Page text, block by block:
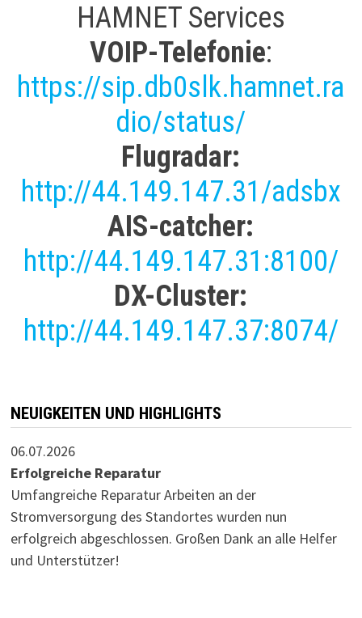
HAMNET Services
VOIP-Telefonie:
https://sip.db0slk.hamnet.ra
dio/status/
Flugradar:
http://44.149.147.31/adsbx
AIS-catcher:
http://44.149.147.31:8100/
DX-Cluster:
http://44.149.147.37:8074/
NEUIGKEITEN UND HIGHLIGHTS
06.07.2026
Erfolgreiche Reparatur
Umfangreiche Reparatur Arbeiten an der
Stromversorgung des Standortes wurden nun
erfolgreich abgeschlossen. Großen Dank an alle Helfer
und Unterstützer!